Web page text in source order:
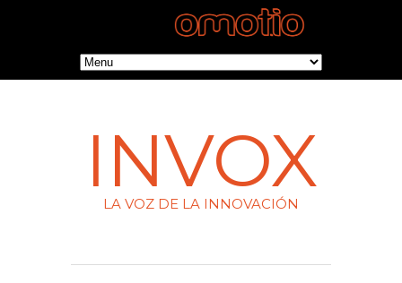
INVOX
LA VOZ DE LA INNOVACIÓN